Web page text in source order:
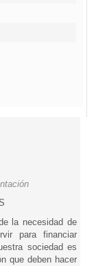
la necesidad de
para financiar
sociedad es
que deben hacer